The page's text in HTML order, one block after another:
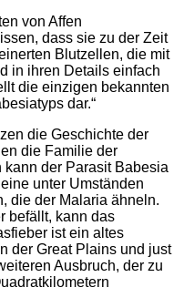
von Affen
dass sie zu der Zeit
Blutzellen, die mit
in ihren Details einfach
die einzigen bekannten
dar.“
die Geschichte der
die Familie der
der Parasit Babesia
unter Umständen
die der Malaria ähneln.
befällt, kann das
ist ein altes
der Great Plains und just
Ausbruch, der zu